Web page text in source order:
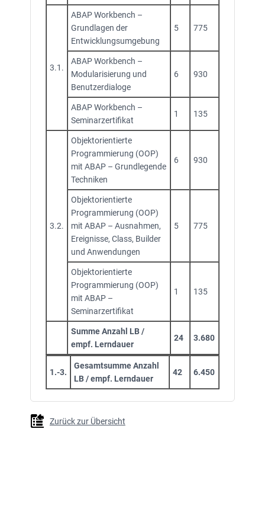
3.1.
ABAP Workbench –
Grundlagen der
Entwicklungsumge­bung
5 775
ABAP Workbench –
Modularisierung und
Benutzerdialoge
6 930
ABAP Workbench –
Seminarzertifikat
1 135
3.2.
Objektorientierte
Programmierung (OOP)
mit ABAP – Grundlegende
Techniken
6 930
Objektorientierte
Programmierung (OOP)
mit ABAP – Ausnahmen,
Ereignisse, Class, Builder
und Anwendungen
5 775
Objektorientierte
Programmierung (OOP)
mit ABAP –
Seminarzertifikat
1 135
Summe Anzahl LB /
empf. Lerndauer
24 3.680
1.-3.
Gesamtsumme Anzahl
LB / empf. Lerndauer
42 6.450
Zurück zur Übersicht